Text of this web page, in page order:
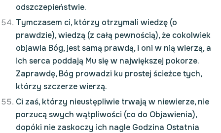
odszczepieństwie.
Tymczasem ci, którzy otrzymali wiedzę (o
prawdzie), wiedzą (z całą pewnością), że cokolwiek
objawia Bóg, jest samą prawdą, i oni w nią wierzą, a
ich serca poddają Mu się w największej pokorze.
Zaprawdę, Bóg prowadzi ku prostej ścieżce tych,
którzy szczerze wierzą.
Ci zaś, którzy nieustępliwie trwają w niewierze, nie
porzucą swych wątpliwości (co do Objawienia),
dopóki nie zaskoczy ich nagle Godzina Ostatnia